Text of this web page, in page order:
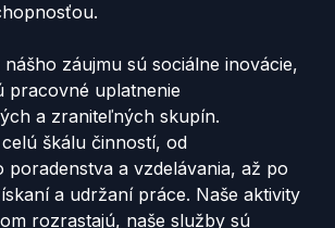
záujmu sú sociálne inovácie,
pracovné uplatnenie
a zraniteľných skupín.
škálu činností, od
poradenstva a vzdelávania, až po
a udržaní práce. Naše aktivity
rozrastajú, naše služby sú